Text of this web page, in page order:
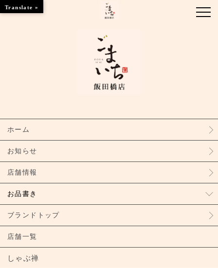
お知らせ
お品書き
ブランドトップ
店舗情報
ホーム
お知らせ
店舗情報
お品書き
ブランドトップ
店舗一覧
しゃぶ禅
Translate »